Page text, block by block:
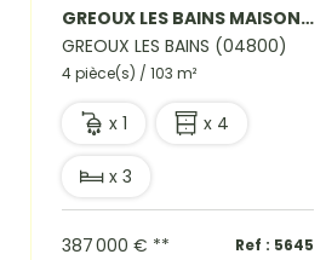
GREOUX LES BAINS MAISON PLAIN PIED AVEC TERRAIN DE 2500m².
GREOUX LES BAINS (04800)
4 pièce(s) / 103 m²
x 1 x 4
x 3
387 000 € ** Ref : 5645